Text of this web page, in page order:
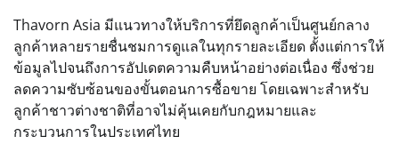
Thavorn Asia มีแนวทางให้บริการที่ยึดลูกค้าเป็นศูนย์กลาง
ลูกค้าหลายรายชื่นชมการดูแลในทุกรายละเอียด ตั้งแต่การให้
ข้อมูลไปจนถึงการอัปเดตความคืบหน้าอย่างต่อเนื่อง ซึ่งช่วย
ลดความซับซ้อนของขั้นตอนการซื้อขาย โดยเฉพาะสำหรับ
ลูกค้าชาวต่างชาติที่อาจไม่คุ้นเคยกับกฎหมายและ
กระบวนการในประเทศไทย